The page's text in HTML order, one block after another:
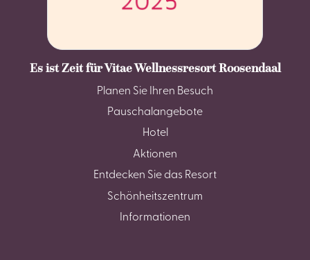
Es ist Zeit für Vitae Wellnessresort Roosendaal
Planen Sie Ihren Besuch
Pauschalangebote
Hotel
Aktionen
Entdecken Sie das Resort
Schönheitszentrum
Informationen